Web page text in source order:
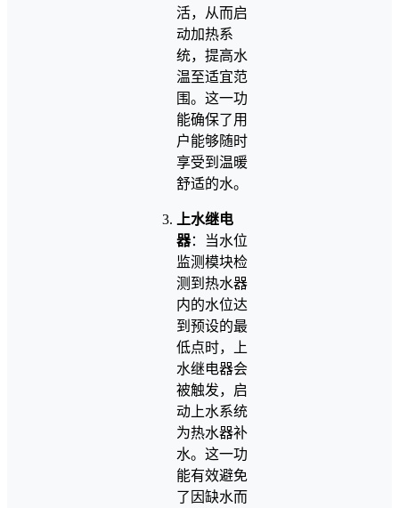
活，从而启
动加热系
统，提高水
温至适宜范
围。这一功
能确保了用
户能够随时
享受到温暖
舒适的水。
上水继电
器：当水位
监测模块检
测到热水器
内的水位达
到预设的最
低点时，上
水继电器会
被触发，启
动上水系统
为热水器补
水。这一功
能有效避免
了因缺水而